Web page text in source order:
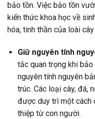
bảo tồn. Việc bảo tồn
kiến thức khoa học về
hóa, tinh thần của loài
Giữ nguyên tính
tắc quan trọng khi
nguyên tính nguyên
trúc. Các loại cây, đá,
được duy trì một cách
thiệp từ con người.